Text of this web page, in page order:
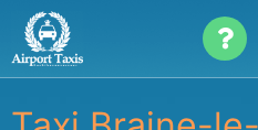
Skip
content